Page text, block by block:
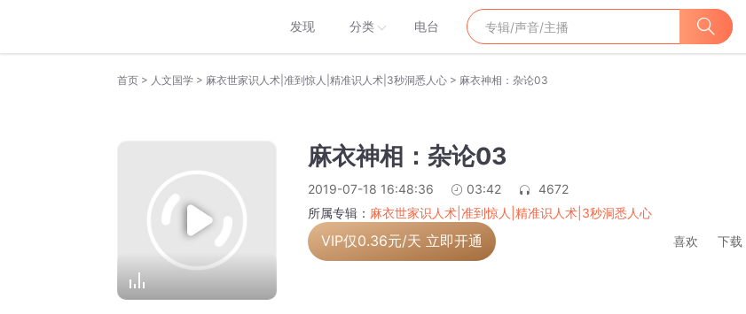
发现 分类 电台
首页 > 人文国学 > 麻衣世家识人术|准到惊人|精准识人术|3秒洞悉人心 > 麻衣神相：杂论03
麻衣神相：杂论03
2019-07-18 16:48:36 03:42
4672
所属专辑： 麻衣世家识人术|准到惊人|精准识人术|3秒洞悉人心
VIP仅0.36元/天 立即开通 喜欢 下载